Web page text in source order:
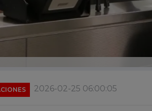
2026-02-25 06:00:05